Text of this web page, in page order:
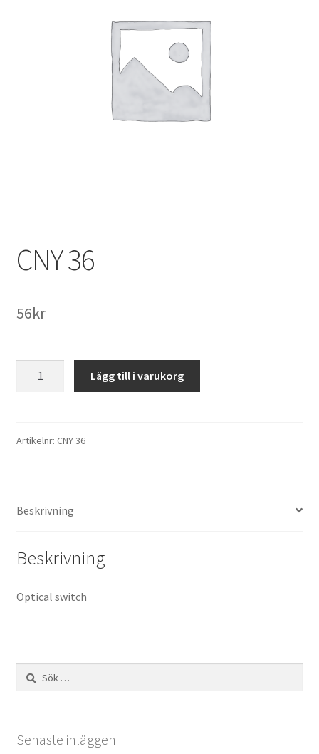
CNY 36
56kr
Lägg till i varukorg
Artikelnr: CNY 36
Beskrivning
Beskrivning
Optical switch
Sök
efter:
Senaste inläggen